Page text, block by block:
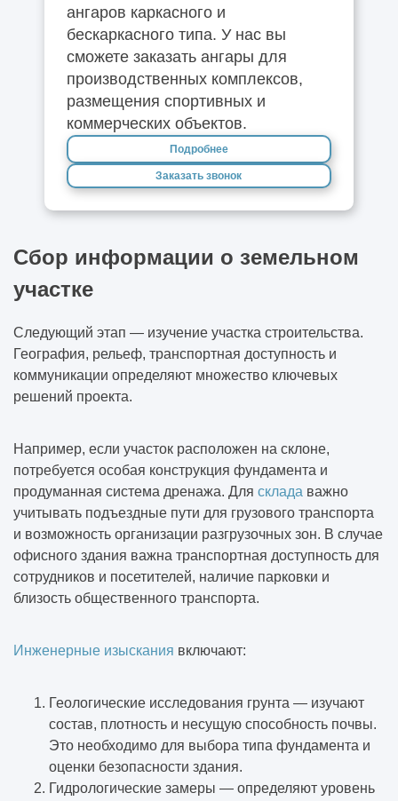
ангаров каркасного и
бескаркасного типа. У нас вы
сможете заказать ангары для
производственных комплексов,
размещения спортивных и
коммерческих объектов.
Подробнее
Заказать звонок
Сбор информации о земельном
участке
Следующий этап — изучение участка строительства.
География, рельеф, транспортная доступность и
коммуникации определяют множество ключевых
решений проекта.
Например, если участок расположен на склоне,
потребуется особая конструкция фундамента и
продуманная система дренажа. Для склада важно
учитывать подъездные пути для грузового транспорта
и возможность организации разгрузочных зон. В случае
офисного здания важна транспортная доступность для
сотрудников и посетителей, наличие парковки и
близость общественного транспорта.
Инженерные изыскания включают:
Геологические исследования грунта — изучают
состав, плотность и несущую способность почвы.
Это необходимо для выбора типа фундамента и
оценки безопасности здания.
Гидрологические замеры — определяют уровень